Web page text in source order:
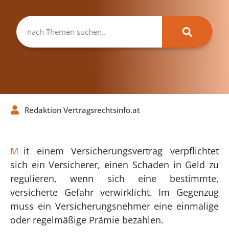
Redaktion Vertragsrechtsinfo.at
M it einem Versicherungsvertrag verpflichtet
sich ein Versicherer, einen Schaden in Geld zu
regulieren, wenn sich eine bestimmte,
versicherte Gefahr verwirklicht. Im Gegenzug
muss ein Versicherungsnehmer eine einmalige
oder regelmäßige Prämie bezahlen.